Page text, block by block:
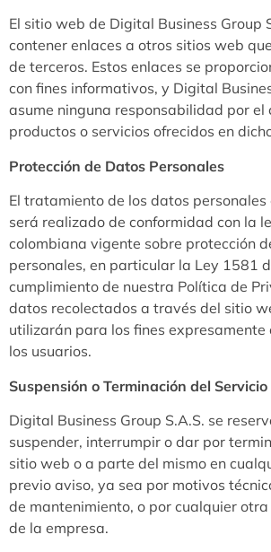
El sitio web de Digital Business Group
contener enlaces a otros sitios web
de terceros. Estos enlaces se
con fines informativos, y Digital
asume ninguna responsabilidad por el
productos o servicios ofrecidos en
Protección de Datos Personales
El tratamiento de los datos personales
será realizado de conformidad con la
colombiana vigente sobre protección
personales, en particular la Ley 1581
cumplimiento de nuestra Política de
datos recolectados a través del sitio
utilizarán para los fines
los usuarios.
Suspensión o Terminación del Servicio
Digital Business Group S.A.S. se
suspender, interrumpir o dar por
sitio web o a parte del mismo en
previo aviso, ya sea por motivos
de mantenimiento, o por cualquier
de la empresa.